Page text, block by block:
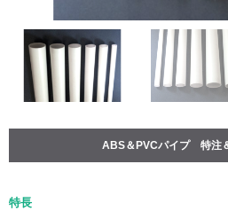
ABS＆PVCパイプ 特注
特長